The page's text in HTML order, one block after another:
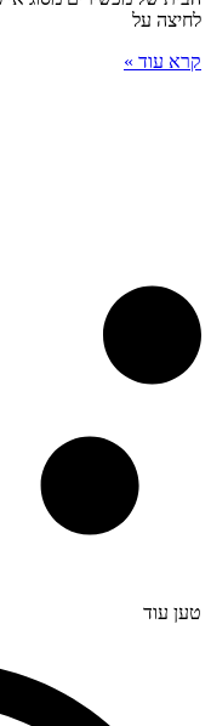
לחיצה על
קרא עוד »
טען עוד